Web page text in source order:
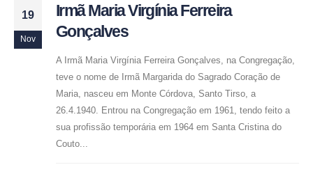
19
Nov
Irmã Maria Virgínia Ferreira
Gonçalves
A Irmã Maria Virgínia Ferreira Gonçalves, na Congregação,
teve o nome de Irmã Margarida do Sagrado Coração de
Maria, nasceu em Monte Córdova, Santo Tirso, a
26.4.1940. Entrou na Congregação em 1961, tendo feito a
sua profissão temporária em 1964 em Santa Cristina do
Couto...